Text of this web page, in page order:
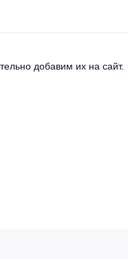
добавим их на сайт.